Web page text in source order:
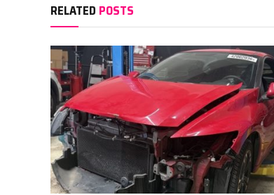
RELATED POSTS